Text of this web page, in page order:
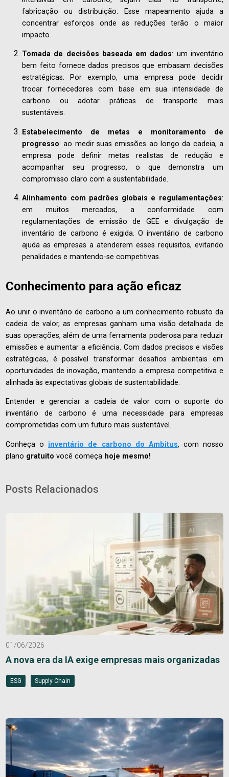
fabricação ou distribuição. Esse mapeamento ajuda a
concentrar esforços onde as reduções terão o maior
impacto.
Tomada de decisões baseada em dados: um inventário
bem feito fornece dados precisos que embasam decisões
estratégicas. Por exemplo, uma empresa pode decidir
trocar fornecedores com base em sua intensidade de
carbono ou adotar práticas de transporte mais
sustentáveis.
Estabelecimento de metas e monitoramento de
progresso: ao medir suas emissões ao longo da cadeia, a
empresa pode definir metas realistas de redução e
acompanhar seu progresso, o que demonstra um
compromisso claro com a sustentabilidade.
Alinhamento com padrões globais e regulamentações:
em muitos mercados, a conformidade com
regulamentações de emissão de GEE e divulgação de
inventário de carbono é exigida. O inventário de carbono
ajuda as empresas a atenderem esses requisitos, evitando
penalidades e mantendo-se competitivas.
Conhecimento para ação eficaz
Ao unir o inventário de carbono a um conhecimento robusto da
cadeia de valor, as empresas ganham uma visão detalhada de
suas operações, além de uma ferramenta poderosa para reduzir
emissões e aumentar a eficiência. Com dados precisos e visões
estratégicas, é possível transformar desafios ambientais em
oportunidades de inovação, mantendo a empresa competitiva e
alinhada às expectativas globais de sustentabilidade.
Entender e gerenciar a cadeia de valor com o suporte do
inventário de carbono é uma necessidade para empresas
comprometidas com um futuro mais sustentável.
Conheça o inventário de carbono do Ambitus, com nosso
plano gratuitovocê começa hoje mesmo!
Posts Relacionados
01/06/2026
A nova era da IA exige empresas mais organizadas
ESG Supply Chain